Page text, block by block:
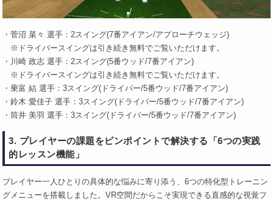
・菅沼 菜々 選手：2スイング(7番アイアン/アプローチウェッジ)
※ドライバースイングは引き続き無料でご覧いただけます。
・川崎 政志 選手：2スイング(5番ウッド/7番アイアン)
※ドライバースイングは引き続き無料でご覧いただけます。
・乗富 結 選手：3スイング(ドライバー/5番ウッド/7番アイアン)
・鈴木 愛佳子 選手：3スイング(ドライバー/5番ウッド/7番アイアン)
・筒井 美羽 選手：3スイング(ドライバー/5番ウッド/7番アイアン)
3. プレイヤーの課題をピンポイントで解決する「6つの実践
的レッスン機能」
プレイヤー一人ひとりの具体的な悩みに寄り添う、6つの特化型トレーニン
グメニューを搭載しました。VR空間だからこそ実現できる直感的な視覚フ